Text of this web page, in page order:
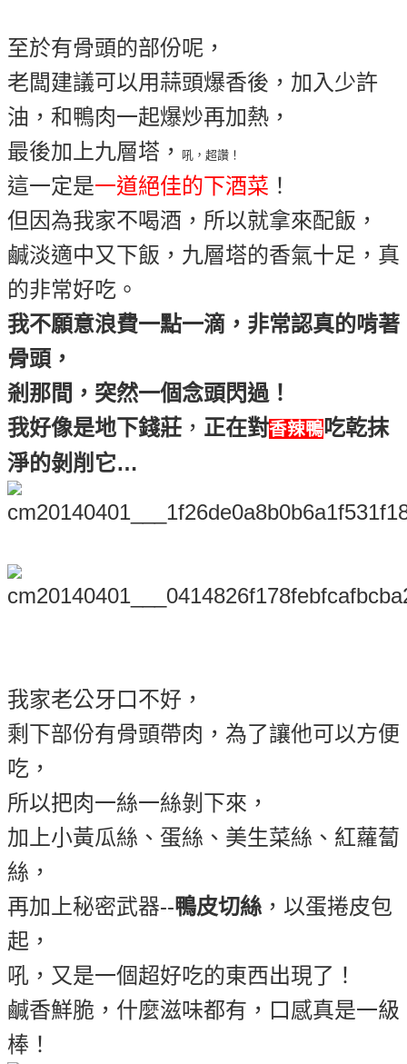
至於有骨頭的部份呢，
老闆建議可以用蒜頭爆香後，加入少許
油，和鴨肉一起爆炒再加熱，
最後加上九層塔，
吼，超讚！
這一定是一道絕佳的下酒菜 ！
但因為我家不喝酒，所以就拿來配飯，
鹹淡適中又下飯，九層塔的香氣十足，真
的非常好吃。
我不願意浪費一點一滴，非常認真的啃著
骨頭，
剎那間，突然一個念頭閃過！
我好像是地下錢莊 ， 正在對香辣鴨吃乾抹
淨的剝削它…
我家老公牙口不好，
剩下部份有骨頭帶肉，為了讓他可以方便
吃，
所以把肉一絲一絲剝下來，
加上小黃瓜絲、蛋絲、美生菜絲、紅蘿蔔
絲，
再加上秘密武器--鴨皮切絲 ，以蛋捲皮包
起，
吼，又是一個超好吃的東西出現了！
鹹香鮮脆，什麼滋味都有，口感真是一級
棒！